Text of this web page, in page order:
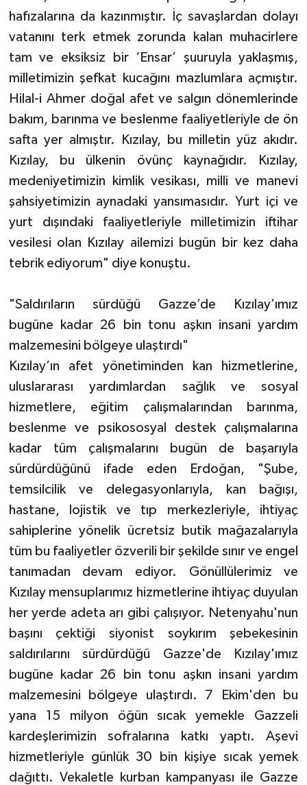
hafızalarına da kazınmıştır. İç savaşlardan dolayı
vatanını terk etmek zorunda kalan muhacirlere
tam ve eksiksiz bir ‘Ensar’ şuuruyla yaklaşmış,
milletimizin şefkat kucağını mazlumlara açmıştır.
Hilal-i Ahmer doğal afet ve salgın dönemlerinde
bakım, barınma ve beslenme faaliyetleriyle de ön
safta yer almıştır. Kızılay, bu milletin yüz akıdır.
Kızılay, bu ülkenin övünç kaynağıdır. Kızılay,
medeniyetimizin kimlik vesikası, milli ve manevi
şahsiyetimizin aynadaki yansımasıdır. Yurt içi ve
yurt dışındaki faaliyetleriyle milletimizin iftihar
vesilesi olan Kızılay ailemizi bugün bir kez daha
tebrik ediyorum" diye konuştu.
"Saldırıların sürdüğü Gazze’de Kızılay’ımız
bugüne kadar 26 bin tonu aşkın insani yardım
malzemesini bölgeye ulaştırdı"
Kızılay’ın afet yönetiminden kan hizmetlerine,
uluslararası yardımlardan sağlık ve sosyal
hizmetlere, eğitim çalışmalarından barınma,
beslenme ve psikososyal destek çalışmalarına
kadar tüm çalışmalarını bugün de başarıyla
sürdürdüğünü ifade eden Erdoğan, "Şube,
temsilcilik ve delegasyonlarıyla, kan bağışı,
hastane, lojistik ve tıp merkezleriyle, ihtiyaç
sahiplerine yönelik ücretsiz butik mağazalarıyla
tüm bu faaliyetler özverili bir şekilde sınır ve engel
tanımadan devam ediyor. Gönüllülerimiz ve
Kızılay mensuplarımız hizmetlerine ihtiyaç duyulan
her yerde adeta arı gibi çalışıyor. Netenyahu'nun
başını çektiği siyonist soykırım şebekesinin
saldırılarını sürdürdüğü Gazze'de Kızılay'ımız
bugüne kadar 26 bin tonu aşkın insani yardım
malzemesini bölgeye ulaştırdı. 7 Ekim'den bu
yana 15 milyon öğün sıcak yemekle Gazzeli
kardeşlerimizin sofralarına katkı yaptı. Aşevi
hizmetleriyle günlük 30 bin kişiye sıcak yemek
dağıttı. Vekaletle kurban kampanyası ile Gazze